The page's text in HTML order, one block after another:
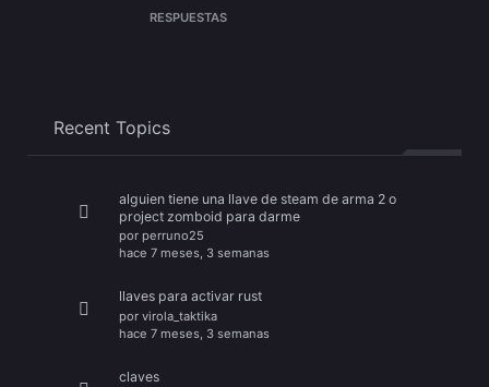
RESPUESTAS
Recent Topics
alguien tiene una llave de steam de arma 2 o
project zomboid para darme
por perruno25
hace 7 meses, 3 semanas
llaves para activar rust
por virola_taktika
hace 7 meses, 3 semanas
claves